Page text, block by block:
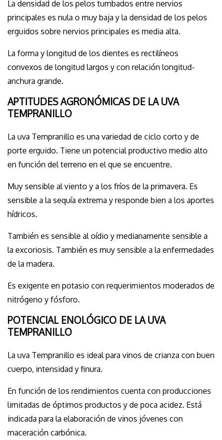
La densidad de los pelos tumbados entre nervios
principales es nula o muy baja y la densidad de los pelos
erguidos sobre nervios principales es media alta.
La forma y longitud de los dientes es rectilíneos
convexos de longitud largos y con relación longitud-
anchura grande.
APTITUDES AGRONÓMICAS DE LA UVA
TEMPRANILLO
La uva Tempranillo es una variedad de ciclo corto y de
porte erguido. Tiene un potencial productivo medio alto
en función del terreno en el que se encuentre.
Muy sensible al viento y a los fríos de la primavera. Es
sensible a la sequía extrema y responde bien a los aportes
hídricos.
También es sensible al oídio y medianamente sensible a
la excoriosis. También es muy sensible a la enfermedades
de la madera.
Es exigente en potasio con requerimientos moderados de
nitrógeno y fósforo.
POTENCIAL ENOLÓGICO DE LA UVA
TEMPRANILLO
La uva Tempranillo es ideal para vinos de crianza con buen
cuerpo, intensidad y finura.
En función de los rendimientos cuenta con producciones
limitadas de óptimos productos y de poca acidez. Está
indicada para la elaboración de vinos jóvenes con
maceración carbónica.